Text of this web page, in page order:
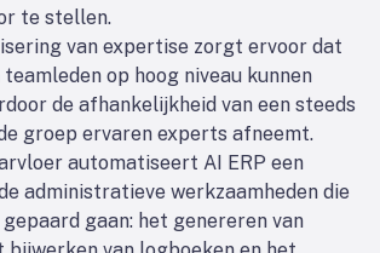
te stellen.
van expertise zorgt ervoor dat
op hoog niveau kunnen
de afhankelijkheid van een steeds
groep ervaren experts afneemt.
automatiseert AI ERP een
administratieve werkzaamheden die
gaan: het genereren van